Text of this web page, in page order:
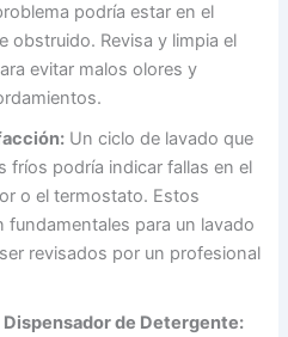
podría estar en el
obstruido. Revisa y limpia el
evitar malos olores y
Un ciclo de lavado que
fríos podría indicar fallas en el
o el termostato. Estos
para un lavado
revisados por un profesional
Dispensador de Detergente: